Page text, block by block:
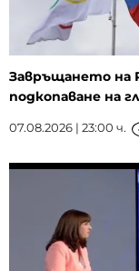
Завръщането на
подкопаване на
07.08.2026 | 23:00 ч.